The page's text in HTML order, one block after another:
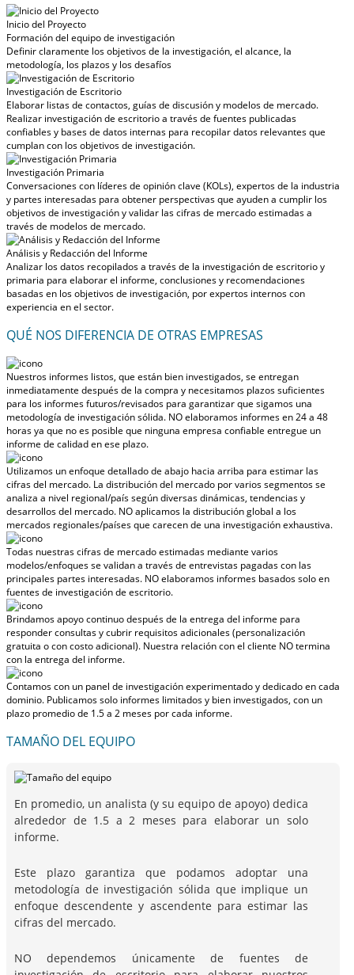
Inicio del Proyecto
Formación del equipo de investigación
Definir claramente los objetivos de la investigación, el alcance, la
metodología, los plazos y los desafíos
Investigación de Escritorio
Elaborar listas de contactos, guías de discusión y modelos de mercado.
Realizar investigación de escritorio a través de fuentes publicadas
confiables y bases de datos internas para recopilar datos relevantes que
cumplan con los objetivos de investigación.
Investigación Primaria
Conversaciones con líderes de opinión clave (KOLs), expertos de la industria
y partes interesadas para obtener perspectivas que ayuden a cumplir los
objetivos de investigación y validar las cifras de mercado estimadas a
través de modelos de mercado.
Análisis y Redacción del Informe
Analizar los datos recopilados a través de la investigación de escritorio y
primaria para elaborar el informe, conclusiones y recomendaciones
basadas en los objetivos de investigación, por expertos internos con
experiencia en el sector.
QUÉ NOS DIFERENCIA DE OTRAS EMPRESAS
Nuestros informes listos, que están bien investigados, se entregan
inmediatamente después de la compra y necesitamos plazos suficientes
para los informes futuros/revisados para garantizar que sigamos una
metodología de investigación sólida. NO elaboramos informes en 24 a 48
horasya que no es posible que ninguna empresa confiable entregue un
informe de calidad en ese plazo.
Utilizamos un enfoque detallado de abajo hacia arriba para estimar las
cifras del mercado. La distribución del mercado por varios segmentos se
analiza a nivel regional/país según diversas dinámicas, tendencias y
desarrollos del mercado. NO aplicamos la distribución global a los
mercados regionales/paísesque carecen de una investigación exhaustiva.
Todas nuestras cifras de mercado estimadas mediante varios
modelos/enfoques se validan a través de entrevistas pagadas con las
principales partes interesadas. NO elaboramos informes basados solo en
fuentes de investigación de escritorio.
Brindamos apoyo continuo después de la entrega del informe para
responder consultas y cubrir requisitos adicionales (personalización
gratuita o con costo adicional). Nuestra relación con el cliente NO termina
con la entrega del informe.
Contamos con un panel de investigación experimentado y dedicado en cada
dominio. Publicamos solo informes limitados y bien investigados, con un
plazo promedio de 1.5 a 2 meses por cada informe.
TAMAÑO DEL EQUIPO
En promedio, un analista (y su equipo de apoyo) dedica
alrededor de 1.5 a 2 meses para elaborar un solo
informe.
Este plazo garantiza que podamos adoptar una
metodología de investigación sólida que implique un
enfoque descendente y ascendente para estimar las
cifras del mercado.
NO dependemos únicamente de fuentes de